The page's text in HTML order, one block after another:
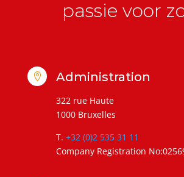
passie voor
 Administration
322 rue Haute
1000 Bruxelles
T. +32 (0)2 535 31 11
Company Registration